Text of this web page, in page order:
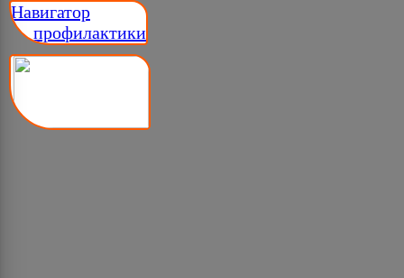
Навигатор
__ профилактики